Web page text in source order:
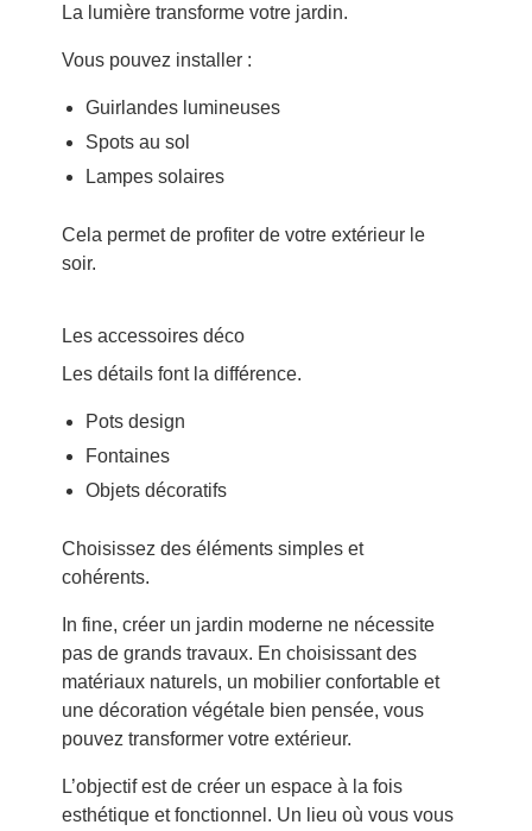
La lumière transforme votre jardin.
Vous pouvez installer :
Guirlandes lumineuses
Spots au sol
Lampes solaires
Cela permet de profiter de votre extérieur le
soir.
Les accessoires déco
Les détails font la différence.
Pots design
Fontaines
Objets décoratifs
Choisissez des éléments simples et
cohérents.
In fine, créer un jardin moderne ne nécessite
pas de grands travaux. En choisissant des
matériaux naturels, un mobilier confortable et
une décoration végétale bien pensée, vous
pouvez transformer votre extérieur.
L’objectif est de créer un espace à la fois
esthétique et fonctionnel. Un lieu où vous vous